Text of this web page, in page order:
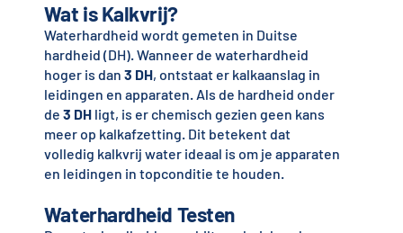
Wat is Kalkvrij?
Waterhardheid wordt gemeten in Duitse
hardheid (DH). Wanneer de waterhardheid
hoger is dan 3 DH, ontstaat er kalkaanslag in
leidingen en apparaten. Als de hardheid onder
de 3 DHligt, is er chemisch gezien geen kans
meer op kalkafzetting. Dit betekent dat
volledig kalkvrij water ideaal is om je apparaten
en leidingen in topconditie te houden.
Waterhardheid Testen